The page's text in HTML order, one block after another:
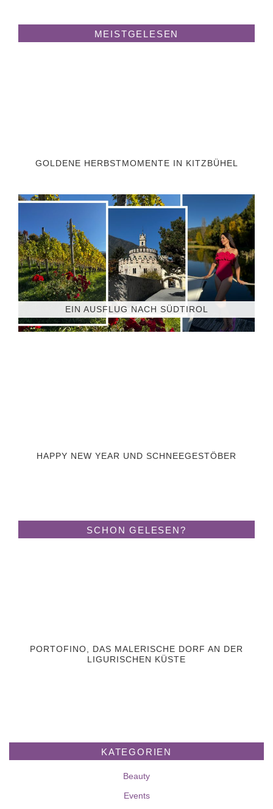
MEISTGELESEN
GOLDENE HERBSTMOMENTE IN KITZBÜHEL
EIN AUSFLUG NACH SÜDTIROL
HAPPY NEW YEAR UND SCHNEEGESTÖBER
SCHON GELESEN?
PORTOFINO, DAS MALERISCHE DORF AN DER
LIGURISCHEN KÜSTE
KATEGORIEN
Beauty
Events